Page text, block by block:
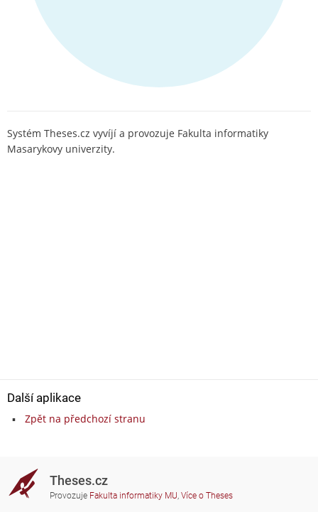
Systém Theses.cz vyvíjí a provozuje Fakulta informatiky
Masarykovy univerzity.
Další aplikace
Zpět na předchozí stranu
Theses.cz
Provozuje Fakulta informatiky MU, Více o Theses